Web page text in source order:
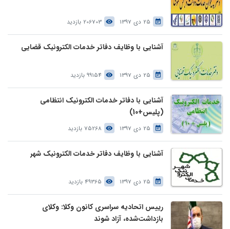
25 دی 1397 206703 بازدید
آشنایی با وظایف دفاتر خدمات الکترونیک قضایی
25 دی 1397 99154 بازدید
آشنایی با دفاتر خدمات الکترونیک انتظامی
(پلیس+10)
25 دی 1397 75268 بازدید
آشنایی با وظایف دفاتر خدمات الکترونیک شهر
25 دی 1397 49365 بازدید
رییس اتحادیه سراسری کانون وکلا: وکلای
بازداشت‌شده، آزاد شوند